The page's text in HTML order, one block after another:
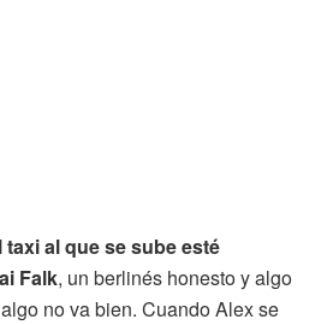
taxi al que se sube esté
Falk, un berlinés honesto y algo
no va bien. Cuando Alex se